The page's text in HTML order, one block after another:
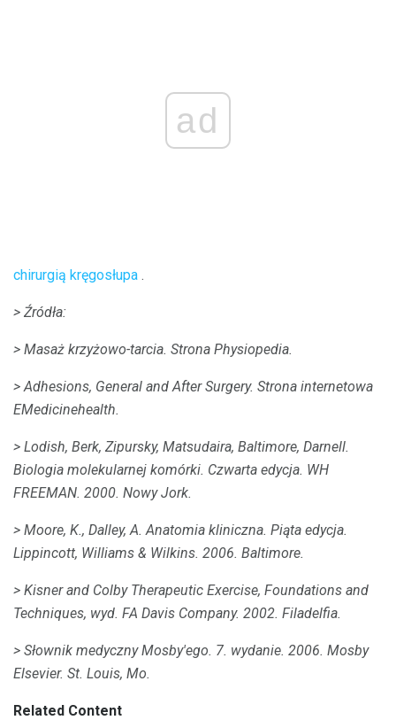
ad
chirurgią kręgosłupa .
> Źródła:
> Masaż krzyżowo-tarcia. Strona Physiopedia.
> Adhesions, General and After Surgery. Strona internetowa
EMedicinehealth.
> Lodish, Berk, Zipursky, Matsudaira, Baltimore, Darnell.
Biologia molekularnej komórki. Czwarta edycja. WH
FREEMAN. 2000. Nowy Jork.
> Moore, K., Dalley, A. Anatomia kliniczna. Piąta edycja.
Lippincott, Williams & Wilkins. 2006. Baltimore.
> Kisner and Colby Therapeutic Exercise, Foundations and
Techniques, wyd. FA Davis Company. 2002. Filadelfia.
> Słownik medyczny Mosby'ego. 7. wydanie. 2006. Mosby
Elsevier. St. Louis, Mo.
Related Content